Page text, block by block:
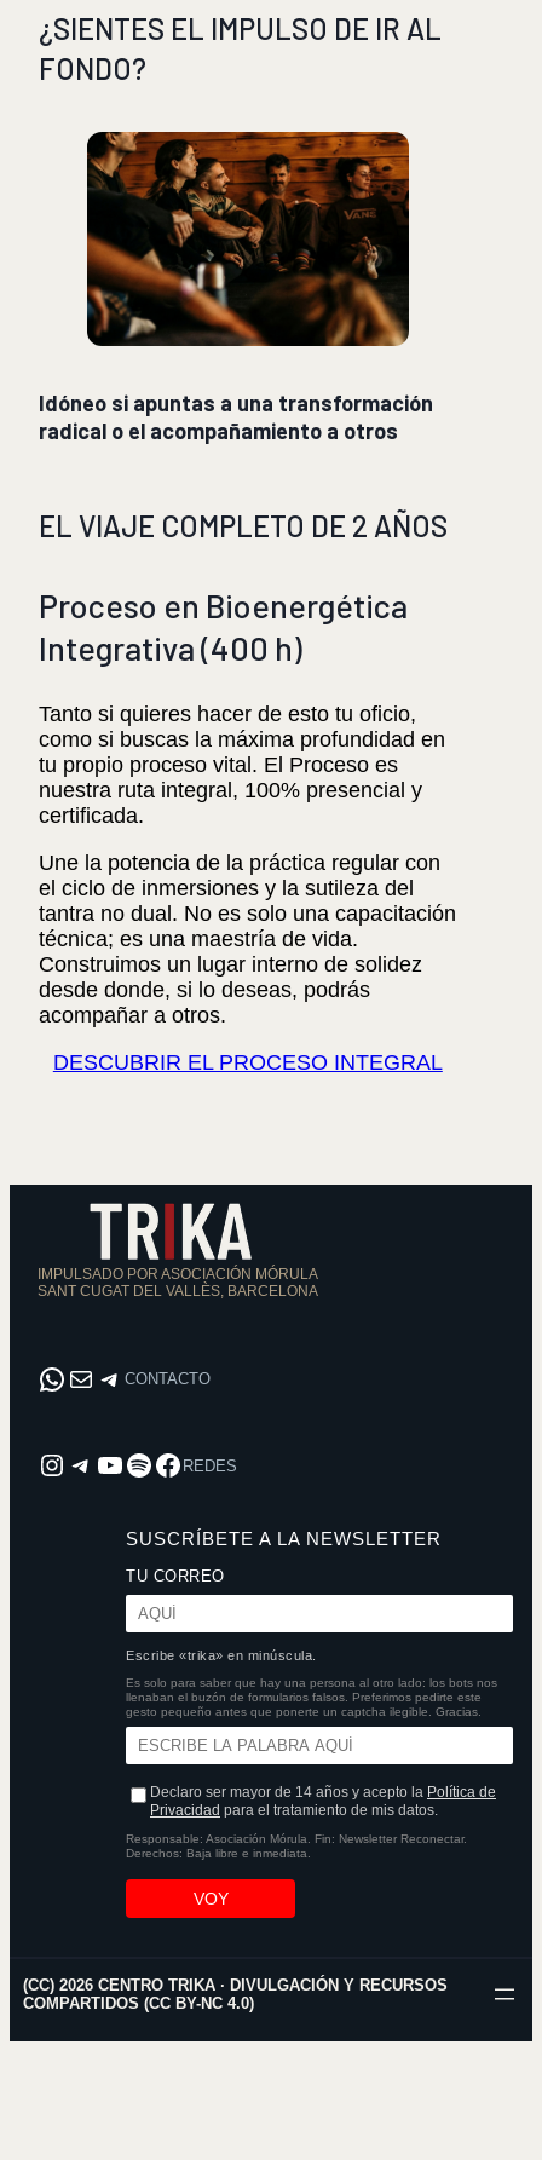
¿SIENTES EL IMPULSO DE IR AL
FONDO?
Idóneo si apuntas a una transformación
radical o el acompañamiento a otros
EL VIAJE COMPLETO DE 2 AÑOS
Proceso en Bioenergética
Integrativa (400 h)
Tanto si quieres hacer de esto tu oficio,
como si buscas la máxima profundidad en
tu propio proceso vital. El Proceso es
nuestra ruta integral, 100% presencial y
certificada.
Une la potencia de la práctica regular con
el ciclo de inmersiones y la sutileza del
tantra no dual. No es solo una capacitación
técnica; es una maestría de vida.
Construimos un lugar interno de solidez
desde donde, si lo deseas, podrás
acompañar a otros.
DESCUBRIR EL PROCESO INTEGRAL
IMPULSADO POR ASOCIACIÓN MÓRULA
SANT CUGAT DEL VALLÈS, BARCELONA
WhatsApp Correo electrónico CONTACTO CONTACTO
Instagram REDES YouTube Spotify Facebook REDES
SUSCRÍBETE A LA NEWSLETTER
TU CORREO
Escribe «trika» en minúscula.
Es solo para saber que hay una persona al otro lado: los bots nos
llenaban el buzón de formularios falsos. Preferimos pedirte este
gesto pequeño antes que ponerte un captcha ilegible. Gracias.
Declaro ser mayor de 14 años y acepto la Política de
Privacidad para el tratamiento de mis datos.
Responsable: Asociación Mórula. Fin: Newsletter Reconectar.
Derechos: Baja libre e inmediata.
VOY
(CC) 2026 CENTRO TRIKA · DIVULGACIÓN Y RECURSOS
COMPARTIDOS (CC BY-NC 4.0)